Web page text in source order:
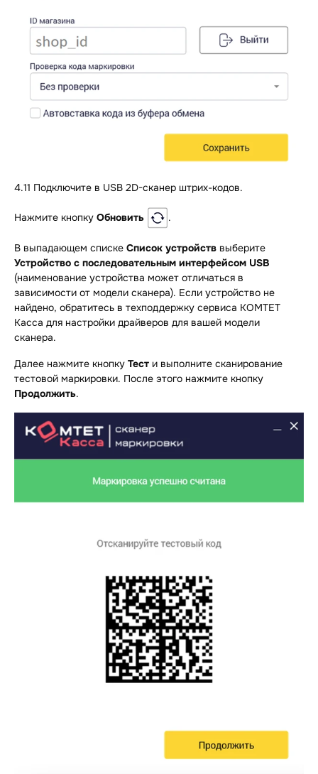
4.11 Подключите в USB 2D-сканер штрих-кодов.
Нажмите кнопку Обновить .
В выпадающем списке Список устройств выберите
Устройство с последовательным интерфейсом USB
(наименование устройства может отличаться в
зависимости от модели сканера). Если устройство не
найдено, обратитесь в техподдержку сервиса КОМТЕТ
Касса для настройки драйверов для вашей модели
сканера.
Далее нажмите кнопку Тест и выполните сканирование
тестовой маркировки. После этого нажмите кнопку
Продолжить.